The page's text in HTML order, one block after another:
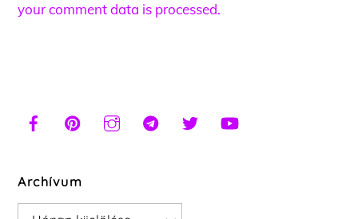
your comment data is processed.
Archívum
Archívum